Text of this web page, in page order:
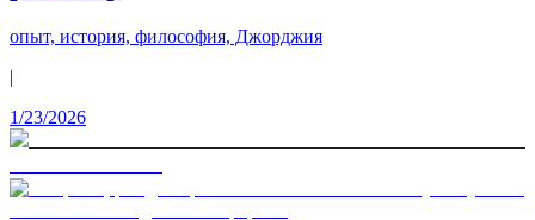
опыт, история, философия, Джорджия
|
1/23/2026